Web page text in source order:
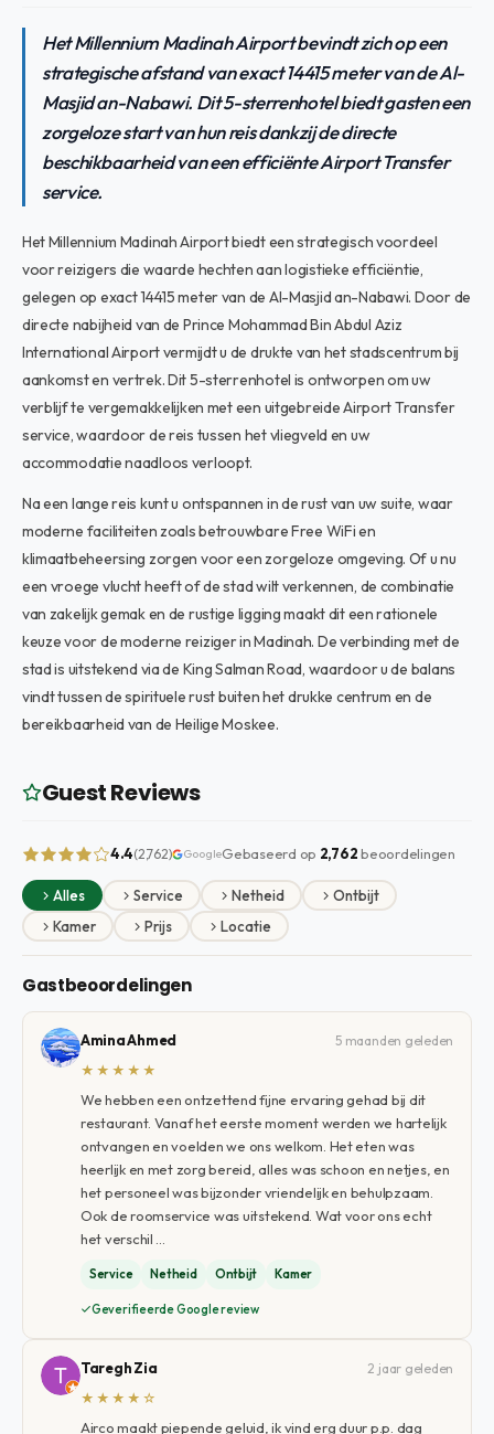
Het Millennium Madinah Airport bevindt zich op een
strategische afstand van exact 14415 meter van de Al-
Masjid an-Nabawi. Dit 5-sterrenhotel biedt gasten een
zorgeloze start van hun reis dankzij de directe
beschikbaarheid van een efficiënte Airport Transfer
service.
Het Millennium Madinah Airport biedt een strategisch voordeel
voor reizigers die waarde hechten aan logistieke efficiëntie,
gelegen op exact 14415 meter van de Al-Masjid an-Nabawi. Door de
directe nabijheid van de Prince Mohammad Bin Abdul Aziz
International Airport vermijdt u de drukte van het stadscentrum bij
aankomst en vertrek. Dit 5-sterrenhotel is ontworpen om uw
verblijf te vergemakkelijken met een uitgebreide Airport Transfer
service, waardoor de reis tussen het vliegveld en uw
accommodatie naadloos verloopt.
Na een lange reis kunt u ontspannen in de rust van uw suite, waar
moderne faciliteiten zoals betrouwbare Free WiFi en
klimaatbeheersing zorgen voor een zorgeloze omgeving. Of u nu
een vroege vlucht heeft of de stad wilt verkennen, de combinatie
van zakelijk gemak en de rustige ligging maakt dit een rationele
keuze voor de moderne reiziger in Madinah. De verbinding met de
stad is uitstekend via de King Salman Road, waardoor u de balans
vindt tussen de spirituele rust buiten het drukke centrum en de
bereikbaarheid van de Heilige Moskee.
Guest Reviews
4.4(2,762) GoogleGebaseerd op 2,762beoordelingen
Alles Service Netheid
Ontbijt
Kamer
Prijs Locatie
Gastbeoordelingen
Amina Ahmed
5 maanden geleden
★★★★★
We hebben een ontzettend fijne ervaring gehad bij dit
restaurant. Vanaf het eerste moment werden we hartelijk
ontvangen en voelden we ons welkom. Het eten was
heerlijk en met zorg bereid, alles was schoon en netjes, en
het personeel was bijzonder vriendelijk en behulpzaam.
Ook de roomservice was uitstekend. Wat voor ons echt
het verschil …
Service Netheid Ontbijt Kamer
Geverifieerde Google review
Taregh Zia
2 jaar geleden
★★★★☆
Airco maakt piepende geluid, ik vind erg duur p.p. dag